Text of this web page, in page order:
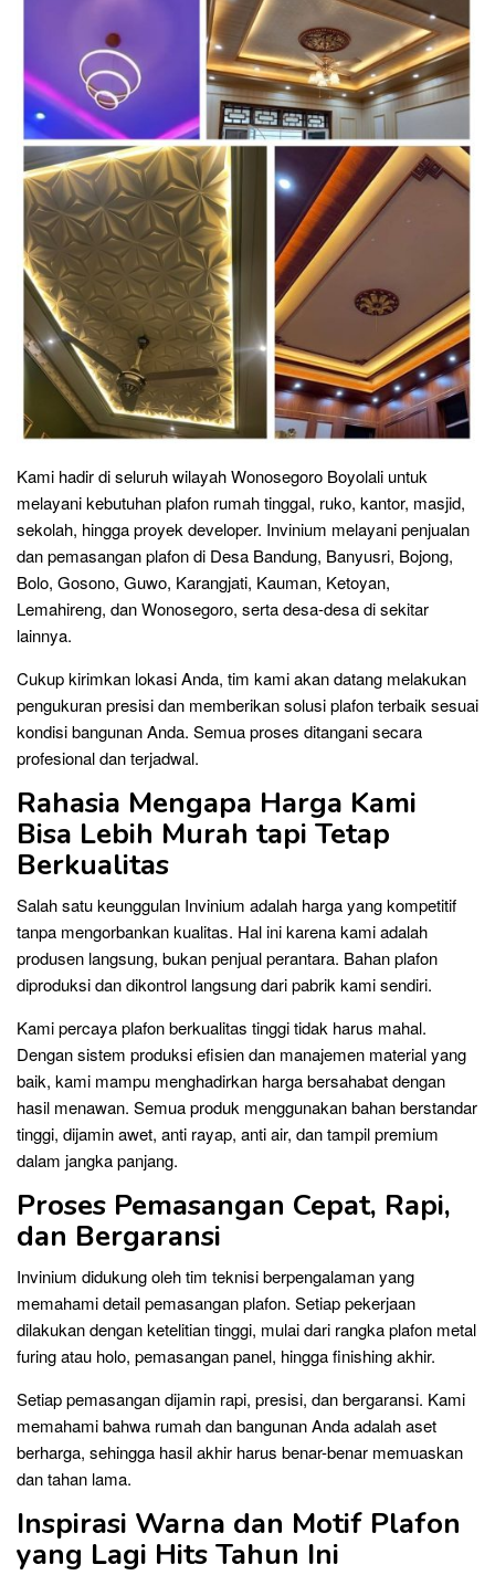
Kami hadir di seluruh wilayah Wonosegoro Boyolali untuk
melayani kebutuhan plafon rumah tinggal, ruko, kantor, masjid,
sekolah, hingga proyek developer. Invinium melayani penjualan
dan pemasangan plafon di Desa Bandung, Banyusri, Bojong,
Bolo, Gosono, Guwo, Karangjati, Kauman, Ketoyan,
Lemahireng, dan Wonosegoro, serta desa-desa di sekitar
lainnya.
Cukup kirimkan lokasi Anda, tim kami akan datang melakukan
pengukuran presisi dan memberikan solusi plafon terbaik sesuai
kondisi bangunan Anda. Semua proses ditangani secara
profesional dan terjadwal.
Rahasia Mengapa Harga Kami
Bisa Lebih Murah tapi Tetap
Berkualitas
Salah satu keunggulan Invinium adalah harga yang kompetitif
tanpa mengorbankan kualitas. Hal ini karena kami adalah
produsen langsung, bukan penjual perantara. Bahan plafon
diproduksi dan dikontrol langsung dari pabrik kami sendiri.
Kami percaya plafon berkualitas tinggi tidak harus mahal.
Dengan sistem produksi efisien dan manajemen material yang
baik, kami mampu menghadirkan harga bersahabat dengan
hasil menawan. Semua produk menggunakan bahan berstandar
tinggi, dijamin awet, anti rayap, anti air, dan tampil premium
dalam jangka panjang.
Proses Pemasangan Cepat, Rapi,
dan Bergaransi
Invinium didukung oleh tim teknisi berpengalaman yang
memahami detail pemasangan plafon. Setiap pekerjaan
dilakukan dengan ketelitian tinggi, mulai dari rangka plafon metal
furing atau holo, pemasangan panel, hingga finishing akhir.
Setiap pemasangan dijamin rapi, presisi, dan bergaransi. Kami
memahami bahwa rumah dan bangunan Anda adalah aset
berharga, sehingga hasil akhir harus benar-benar memuaskan
dan tahan lama.
Inspirasi Warna dan Motif Plafon
yang Lagi Hits Tahun Ini